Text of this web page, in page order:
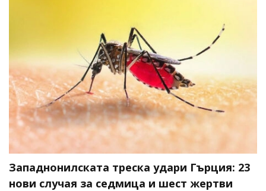
Западнонилската треска удари Гърция: 23
нови случая за седмица и шест жертви